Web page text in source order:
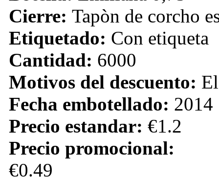
Cierre: Tapòn de corcho
Etiquetado: Con etiqueta
Cantidad: 6000
Motivos del descuento:
Fecha embotellado: 2014
Precio estandar: €1.2
Precio promocional:
€0.49